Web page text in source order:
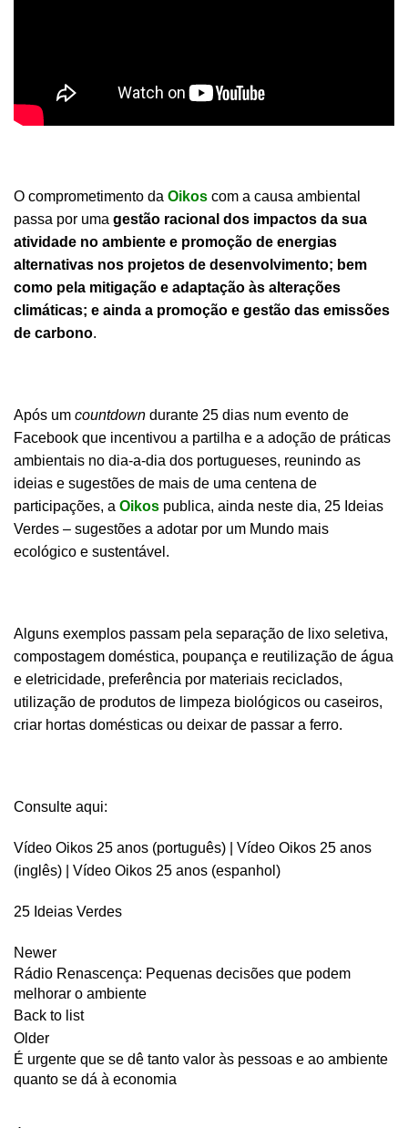
O comprometimento da Oikos com a causa ambiental
passa por uma gestão racional dos impactos da sua
atividade no ambiente e promoção de energias
alternativas nos projetos de desenvolvimento; bem
como pela mitigação e adaptação às alterações
climáticas; e ainda a promoção e gestão das emissões
de carbono.
Após um countdown durante 25 dias num evento de
Facebook que incentivou a partilha e a adoção de práticas
ambientais no dia-a-dia dos portugueses, reunindo as
ideias e sugestões de mais de uma centena de
participações, a Oikos publica, ainda neste dia, 25 Ideias
Verdes – sugestões a adotar por um Mundo mais
ecológico e sustentável .
Alguns exemplos passam pela separação de lixo seletiva,
compostagem doméstica, poupança e reutilização de água
e eletricidade, preferência por materiais reciclados,
utilização de produtos de limpeza biológicos ou caseiros,
criar hortas domésticas ou deixar de passar a ferro.
Consulte aqui:
Vídeo Oikos 25 anos (português)
Vídeo Oikos 25 anos
(inglês)
Vídeo Oikos 25 anos (espanhol)
25 Ideias Verdes
Newer
Rádio Renascença: Pequenas decisões que podem
melhorar o ambiente
Back to list
Older
É urgente que se dê tanto valor às pessoas e ao ambiente
quanto se dá à economia